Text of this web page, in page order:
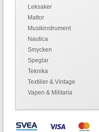
Leksaker
Mattor
Musikinstrument
Nautica
Smycken
Speglar
Teknika
Textilier & Vintage
Vapen & Militaria